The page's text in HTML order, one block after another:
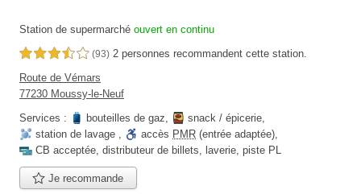
Station de supermarché ouvert en continu
3,5 étoiles sur 5 (93) 2 personnes recommandent cette station.
Route de Vémars
77230 Moussy-le-Neuf
Services :
bouteilles de gaz, snack / épicerie,
station de lavage , accès PMR (entrée adaptée),
CB acceptée, distributeur de billets, laverie, piste PL
Je recommande